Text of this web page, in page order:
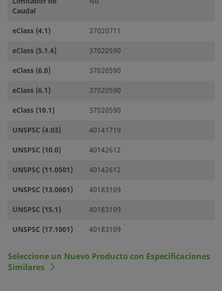
Caudal
eClass (4.1)
37020711
eClass (5.1.4)
37020590
eClass (6.0)
37020590
eClass (6.1)
37020590
eClass (10.1)
37020590
UNSPSC (4.03)
40141719
UNSPSC (10.0)
40142612
UNSPSC (11.0501)
40142612
UNSPSC (13.0601)
40183109
UNSPSC (15.1)
40183109
UNSPSC (17.1001)
40183109
Seleccione un Nuevo Producto con Especificaciones
Similares